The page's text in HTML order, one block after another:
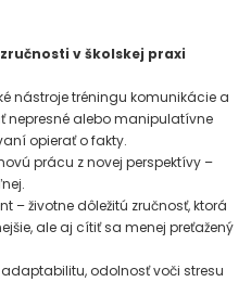
v školskej praxi
nástroje tréningu komunikácie a
nepresné alebo manipulatívne
opierať o fakty.
prácu z novej perspektívy –
– životne dôležitú zručnosť, ktorá
ale aj cítiť sa menej preťažený
adaptabilitu, odolnosť voči stresu